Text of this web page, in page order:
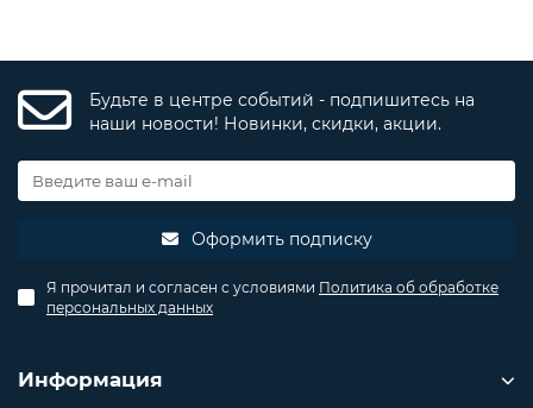
Будьте в центре событий - подпишитесь на
наши новости! Новинки, скидки, акции.
Оформить подписку
Я прочитал и согласен с условиями Политика об обработке
персональных данных
Информация